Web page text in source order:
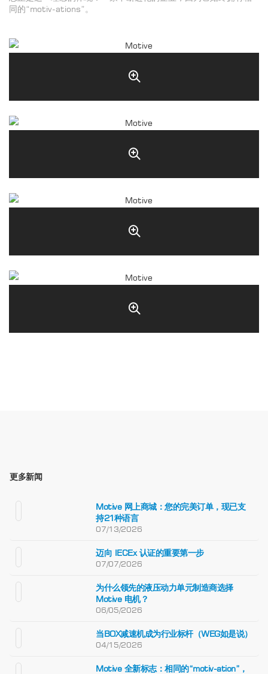
同的“motiv-ations”。
更多新闻
Motive 网上商城：您的完美订单，现已支
持21种语言
07/13/2026
迈向 IECEx 认证的重要第一步
07/07/2026
为什么领先的液压动力单元制造商选择
Motive 电机？
06/05/2026
当BOX减速机成为行业标杆（WEG如是说）
04/15/2026
Motive 全新标志：相同的“motiv-ation”，